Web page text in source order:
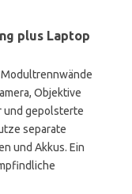
plus Laptop
Objektive
und gepolsterte
separate
und Akkus. Ein